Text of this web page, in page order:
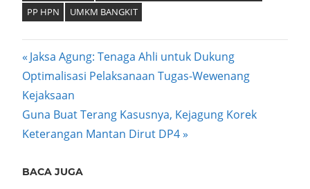
PP HPN
UMKM BANGKIT
Post
navigation
Previous
Post:
Jaksa Agung: Tenaga Ahli untuk Dukung
Optimalisasi Pelaksanaan Tugas-Wewenang
Kejaksaan
Next
Post:
Guna Buat Terang Kasusnya, Kejagung Korek
Keterangan Mantan Dirut DP4
BACA JUGA